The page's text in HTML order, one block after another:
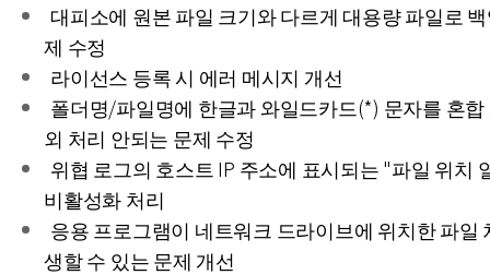
대피소에 원본 파일 크기와 다르게 대용량 파일로
제 수정
라이선스 등록 시 에러 메시지 개선
폴더명/파일명에 한글과 와일드카드(*) 문자를 혼합
외 처리 안되는 문제 수정
위협 로그의 호스트 IP 주소에 표시되는 "파일 위치
비활성화 처리
응용 프로그램이 네트워크 드라이브에 위치한 파일
생할 수 있는 문제 개선